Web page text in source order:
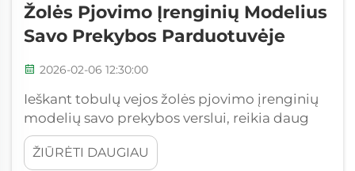
Žolės Pjovimo Įrenginių Modelius
Savo Prekybos Parduotuvėje
2026-02-06 12:30:00
Ieškant tobulų vejos žolės pjovimo įrenginių
modelių savo prekybos verslui, reikia daug
darbo. Jūs norite siūlyti produktus, kurių
klientai tikrai norėtų ir reikėtų. „Feihu“
ŽIŪRĖTI DAUGIAU